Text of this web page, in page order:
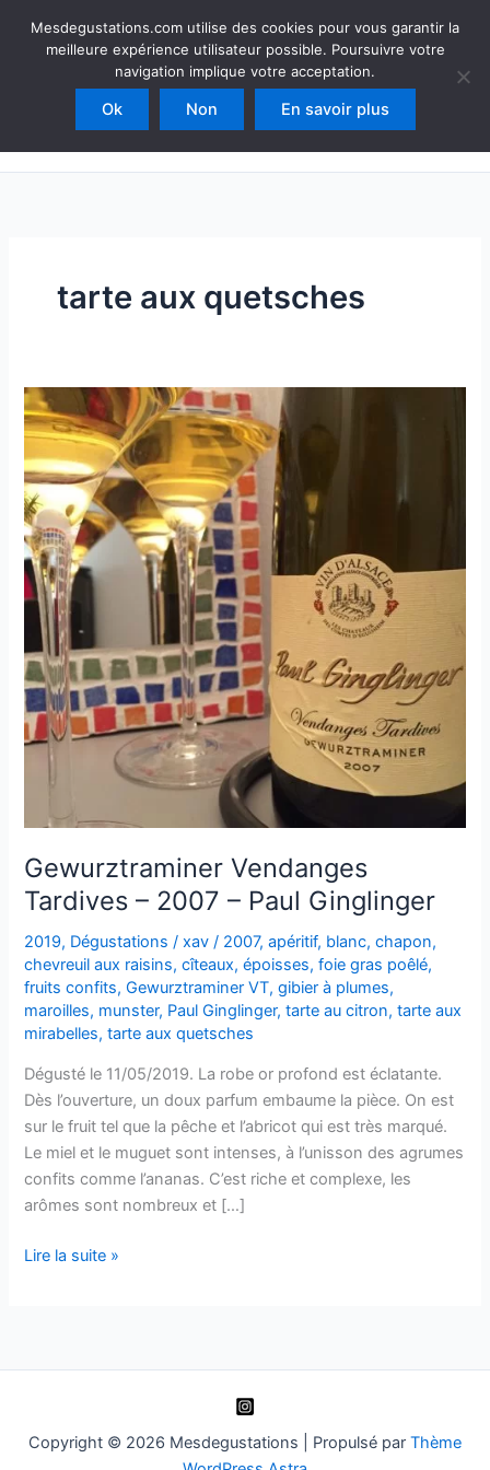
Mesdegustations
Dégustations, accords & autour du vin
Rechercher
tarte aux quetsches
Gewurztraminer Vendanges
Tardives – 2007 – Paul Ginglinger
2019, Dégustations /xav/ 2007,apéritif, blanc,chapon,
chevreuil aux raisins,cîteaux,époisses,foie gras poêlé,
fruits confits,Gewurztraminer VT,gibier à plumes,
maroilles, munster, Paul Ginglinger,tarte au citron,tarte aux
mirabelles,tarte aux quetsches
Dégusté le 11/05/2019. La robe or profond est éclatante.
Dès l’ouverture, un doux parfum embaume la pièce. On est
sur le fruit tel que la pêche et l’abricot qui est très marqué.
Le miel et le muguet sont intenses, à l’unisson des agrumes
confits comme l’ananas. C’est riche et complexe, les
arômes sont nombreux et […]
Gewurztraminer
Ginglinger
Lire la suite »
Copyright © 2026 Mesdegustations | Propulsé par Thème
Mesdegustations.com utilise des cookies pour vous garantir la
meilleure expérience utilisateur possible. Poursuivre votre
navigation implique votre acceptation.
Ok Non En savoir plus